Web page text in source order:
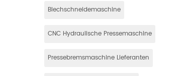
Blechschneidemaschine
CNC Hydraulische Pressemaschine
Pressebremsmaschine Lieferanten